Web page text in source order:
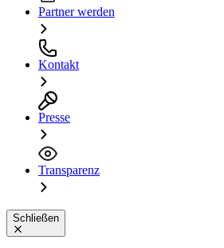
Partner werden
Kontakt
Presse
Transparenz
Schließen